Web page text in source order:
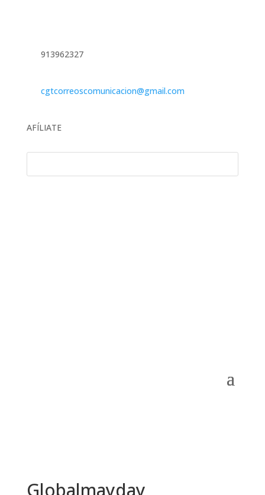
913962327
cgtcorreoscomunicacion@gmail.com
AFÍLIATE
Globalmayday